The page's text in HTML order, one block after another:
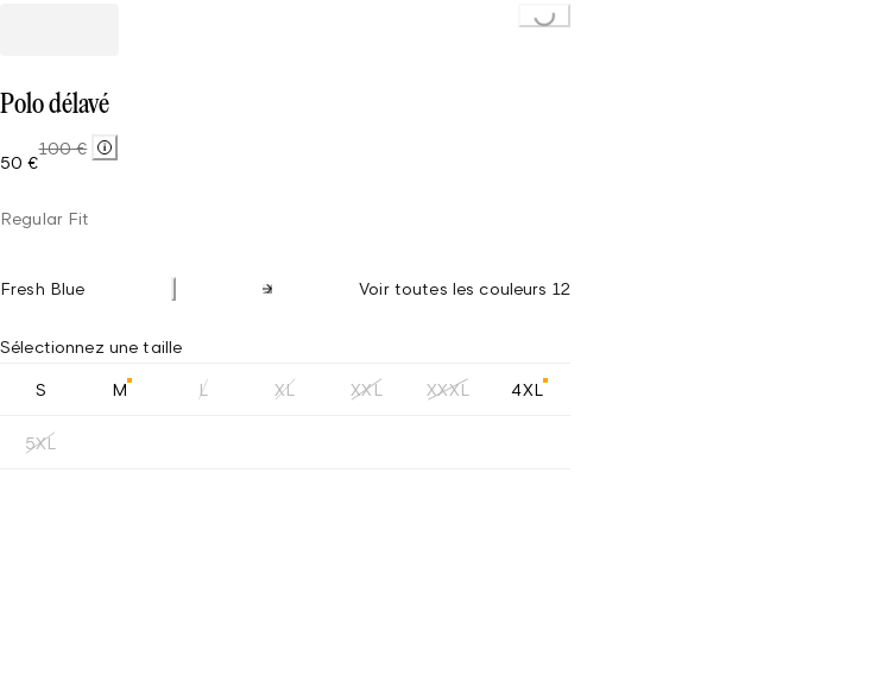
Polo délavé
50 €
100 €
Regular Fit
Fresh Blue Voir toutes les couleurs 12
Sélectionnez une taille
S M L XL XXL XXXL 4XL
5XL